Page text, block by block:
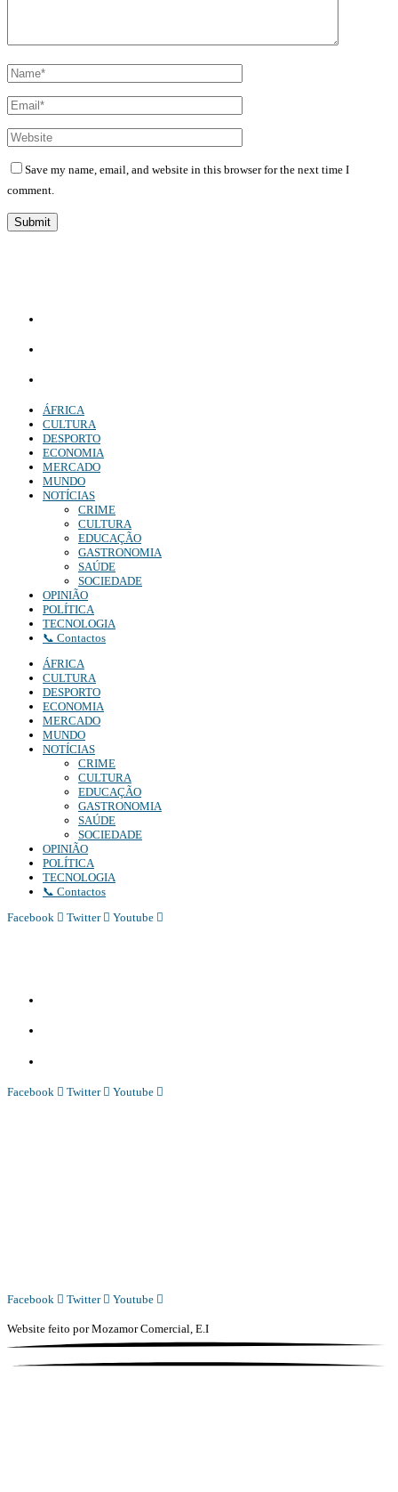
Save my name, email, and website in this browser for the next time I
comment.
ÁFRICA
CULTURA
DESPORTO
ECONOMIA
MERCADO
MUNDO
NOTÍCIAS
CRIME
CULTURA
EDUCAÇÃO
GASTRONOMIA
SAÚDE
SOCIEDADE
OPINIÃO
POLÍTICA
TECNOLOGIA
📞 Contactos
ÁFRICA
CULTURA
DESPORTO
ECONOMIA
MERCADO
MUNDO
NOTÍCIAS
CRIME
CULTURA
EDUCAÇÃO
GASTRONOMIA
SAÚDE
SOCIEDADE
OPINIÃO
POLÍTICA
TECNOLOGIA
📞 Contactos
Facebook
Twitter Youtube
Facebook Twitter Youtube
Facebook Twitter Youtube
Website feito porMozamor Comercial, E.I